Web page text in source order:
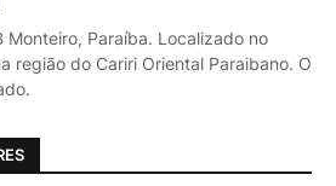
Monteiro, Paraíba. Localizado no
região do Cariri Oriental Paraibano. O